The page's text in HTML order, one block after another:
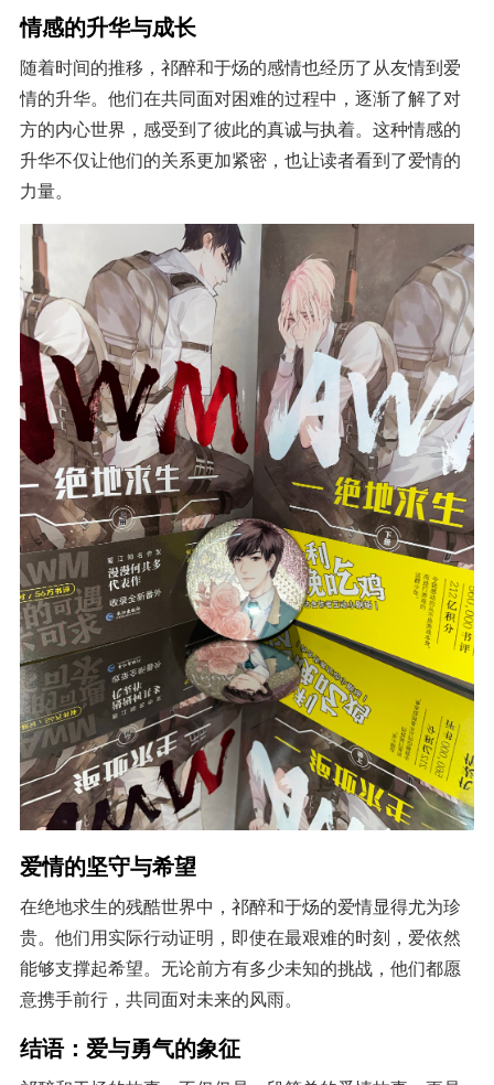
情感的升华与成长
随着时间的推移，祁醉和于炀的感情也经历了从友情到爱
情的升华。他们在共同面对困难的过程中，逐渐了解了对
方的内心世界，感受到了彼此的真诚与执着。这种情感的
升华不仅让他们的关系更加紧密，也让读者看到了爱情的
力量。
爱情的坚守与希望
在绝地求生的残酷世界中，祁醉和于炀的爱情显得尤为珍
贵。他们用实际行动证明，即使在最艰难的时刻，爱依然
能够支撑起希望。无论前方有多少未知的挑战，他们都愿
意携手前行，共同面对未来的风雨。
结语：爱与勇气的象征